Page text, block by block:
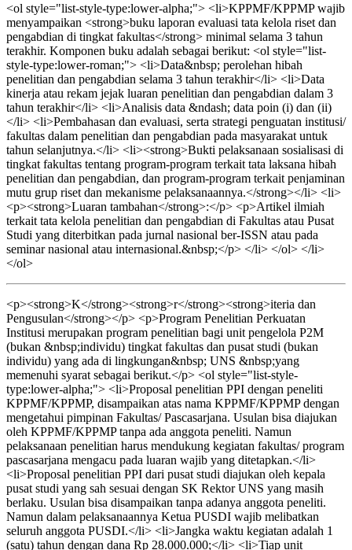
<ol style="list-style-type:lower-alpha;"> <li>KPPMF/KPPMP wajib
menyampaikan <strong>buku laporan evaluasi tata kelola riset dan
pengabdian di tingkat fakultas</strong> minimal selama 3 tahun
terakhir. Komponen buku adalah sebagai berikut: <ol style="list-
style-type:lower-roman;"> <li>Data&nbsp; perolehan hibah
penelitian dan pengabdian selama 3 tahun terakhir</li> <li>Data
kinerja atau rekam jejak luaran penelitian dan pengabdian dalam 3
tahun terakhir</li> <li>Analisis data &ndash; data poin (i) dan (ii)
</li> <li>Pembahasan dan evaluasi, serta strategi penguatan institusi/
fakultas dalam penelitian dan pengabdian pada masyarakat untuk
tahun selanjutnya.</li> <li><strong>Bukti pelaksanaan sosialisasi di
tingkat fakultas tentang program-program terkait tata laksana hibah
penelitian dan pengabdian, dan program-program terkait penjaminan
mutu grup riset dan mekanisme pelaksanaannya.</strong></li> <li>
<p><strong>Luaran tambahan</strong>:</p> <p>Artikel ilmiah
terkait tata kelola penelitian dan pengabdian di Fakultas atau Pusat
Studi yang diterbitkan pada jurnal nasional ber-ISSN atau pada
seminar nasional atau internasional.&nbsp;</p> </li> </ol> </li>
</ol>
<p><strong>K</strong><strong>r</strong><strong>iteria dan
Pengusulan</strong></p> <p>Program Penelitian Perkuatan
Institusi merupakan program penelitian bagi unit pengelola P2M
(bukan &nbsp;individu) tingkat fakultas dan pusat studi (bukan
individu) yang ada di lingkungan&nbsp; UNS &nbsp;yang
memenuhi syarat sebagai berikut.</p> <ol style="list-style-
type:lower-alpha;"> <li>Proposal penelitian PPI dengan peneliti
KPPMF/KPPMP, disampaikan atas nama KPPMF/KPPMP dengan
mengetahui pimpinan Fakultas/ Pascasarjana. Usulan bisa diajukan
oleh KPPMF/KPPMP tanpa ada anggota peneliti. Namun
pelaksanaan penelitian harus mendukung kegiatan fakultas/ program
pascasarjana mengacu pada luaran wajib yang ditetapkan.</li>
<li>Proposal penelitian PPI dari pusat studi diajukan oleh kepala
pusat studi yang sah sesuai dengan SK Rektor UNS yang masih
berlaku. Usulan bisa disampaikan tanpa adanya anggota peneliti.
Namun dalam pelaksanaannya Ketua PUSDI wajib melibatkan
seluruh anggota PUSDI.</li> <li>Jangka waktu kegiatan adalah 1
(satu) tahun dengan dana Rp 28.000.000;</li> <li>Tiap unit